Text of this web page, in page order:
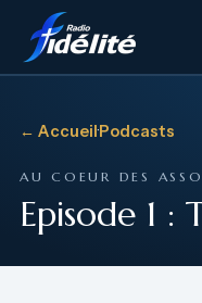
← Accueil·Podcasts
AU COEUR DES
Episode 1 :